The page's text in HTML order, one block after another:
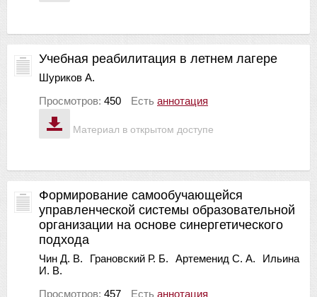
Материал в открытом доступе
Учебная реабилитация в летнем лагере
Шуриков А.
Просмотров: 450 Есть аннотация
Формирование самообучающейся
управленческой системы образовательной
организации на основе синергетического
подхода
Чин Д. В. Грановский Р. Б. Артеменид С. А.
Ильина
И. В.
Просмотров: 457 Есть аннотация